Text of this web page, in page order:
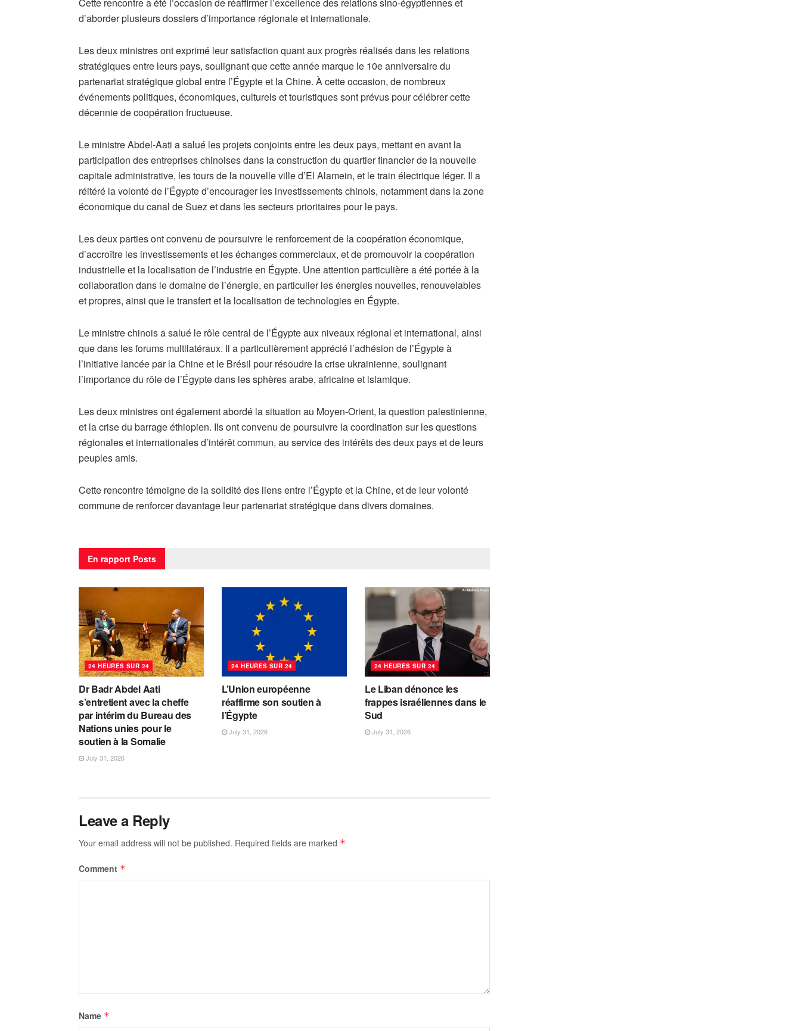
d’aborder plusieurs dossiers d’importance régionale et internationale.
Les deux ministres ont exprimé leur satisfaction quant aux progrès réalisés dans les relations
stratégiques entre leurs pays, soulignant que cette année marque le 10e anniversaire du
partenariat stratégique global entre l’Égypte et la Chine. À cette occasion, de nombreux
événements politiques, économiques, culturels et touristiques sont prévus pour célébrer cette
décennie de coopération fructueuse.
Le ministre Abdel-Aati a salué les projets conjoints entre les deux pays, mettant en avant la
participation des entreprises chinoises dans la construction du quartier financier de la nouvelle
capitale administrative, les tours de la nouvelle ville d’El Alamein, et le train électrique léger. Il a
réitéré la volonté de l’Égypte d’encourager les investissements chinois, notamment dans la zone
économique du canal de Suez et dans les secteurs prioritaires pour le pays.
Les deux parties ont convenu de poursuivre le renforcement de la coopération économique,
d’accroître les investissements et les échanges commerciaux, et de promouvoir la coopération
industrielle et la localisation de l’industrie en Égypte. Une attention particulière a été portée à la
collaboration dans le domaine de l’énergie, en particulier les énergies nouvelles, renouvelables
et propres, ainsi que le transfert et la localisation de technologies en Égypte.
Le ministre chinois a salué le rôle central de l’Égypte aux niveaux régional et international, ainsi
que dans les forums multilatéraux. Il a particulièrement apprécié l’adhésion de l’Égypte à
l’initiative lancée par la Chine et le Brésil pour résoudre la crise ukrainienne, soulignant
l’importance du rôle de l’Égypte dans les sphères arabe, africaine et islamique.
Les deux ministres ont également abordé la situation au Moyen-Orient, la question palestinienne,
et la crise du barrage éthiopien. Ils ont convenu de poursuivre la coordination sur les questions
régionales et internationales d’intérêt commun, au service des intérêts des deux pays et de leurs
peuples amis.
Cette rencontre témoigne de la solidité des liens entre l’Égypte et la Chine, et de leur volonté
commune de renforcer davantage leur partenariat stratégique dans divers domaines.
En rapport Posts
24 HEURES SUR 24
Dr Badr Abdel Aati
s’entretient avec la cheffe
par intérim du Bureau des
Nations unies pour le
soutien à la Somalie
July 31, 2026
24 HEURES SUR 24
L’Union européenne
réaffirme son soutien à
l’Égypte
July 31, 2026
24 HEURES SUR 24
Le Liban dénonce les
frappes israéliennes dans le
Sud
July 31, 2026
Leave a Reply
Your email address will not be published. Required fields are marked *
Comment *
Name *